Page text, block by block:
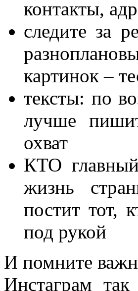
контакты,
следите за
картинок –
тексты: по
лучше
охват
КТО
жизнь
постит тот,
под рукой
И помните
Инстаграм